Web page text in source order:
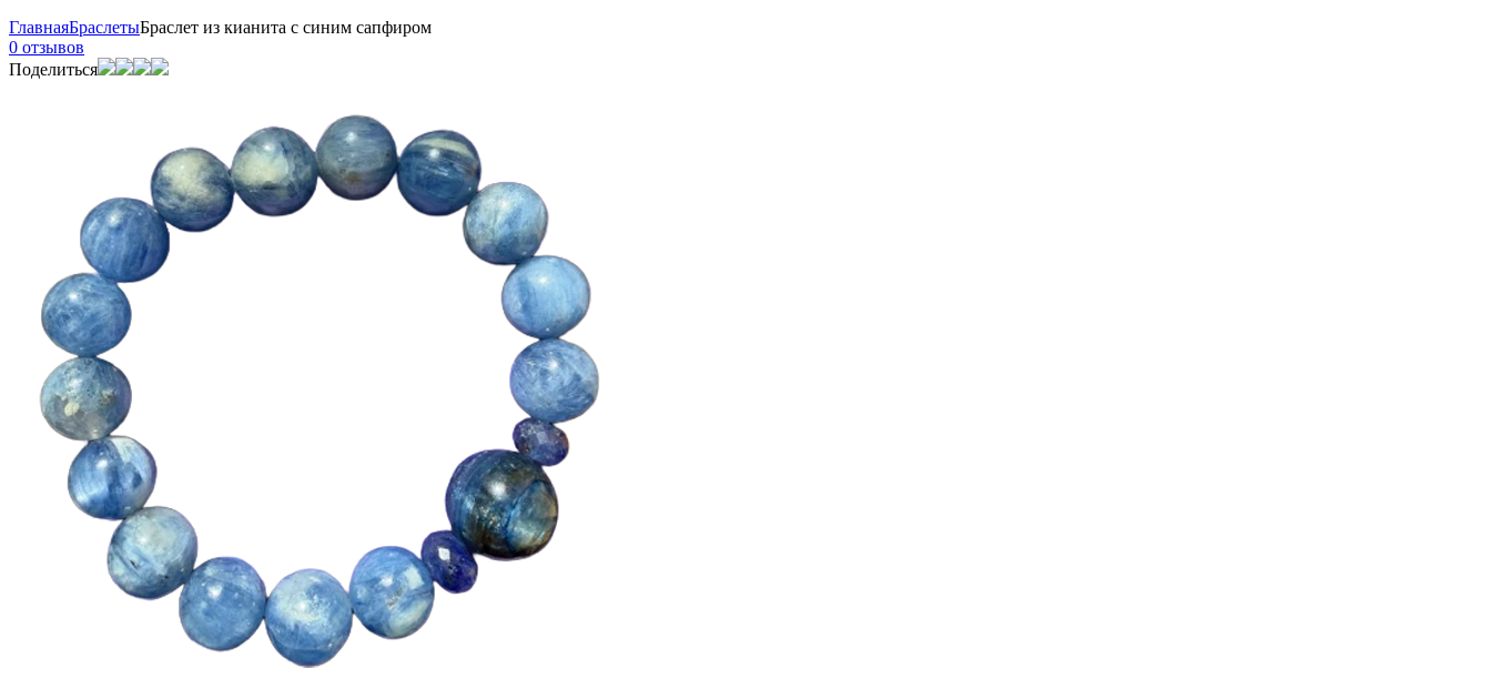
ГлавнаяБраслетыБраслет из кианита с синим сапфиром
0 отзывов
Поделиться